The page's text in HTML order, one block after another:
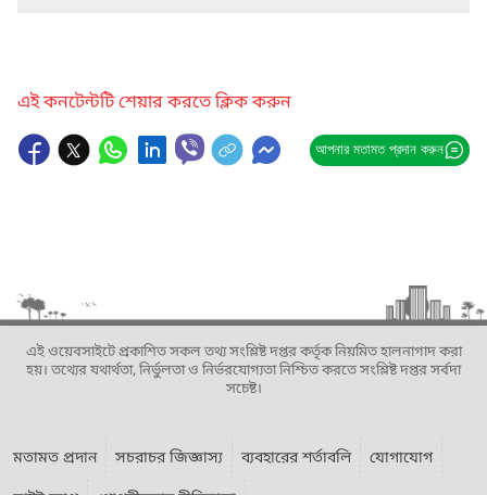
এই কনটেন্টটি শেয়ার করতে ক্লিক করুন
আপনার মতামত প্রদান করুন
এই ওয়েবসাইটে প্রকাশিত সকল তথ্য সংশ্লিষ্ট দপ্তর কর্তৃক নিয়মিত হালনাগাদ করা
হয়। তথ্যের যথার্থতা, নির্ভুলতা ও নির্ভরযোগ্যতা নিশ্চিত করতে সংশ্লিষ্ট দপ্তর সর্বদা
সচেষ্ট।
মতামত প্রদান সচরাচর জিজ্ঞাস্য ব্যবহারের শর্তাবলি
যোগাযোগ